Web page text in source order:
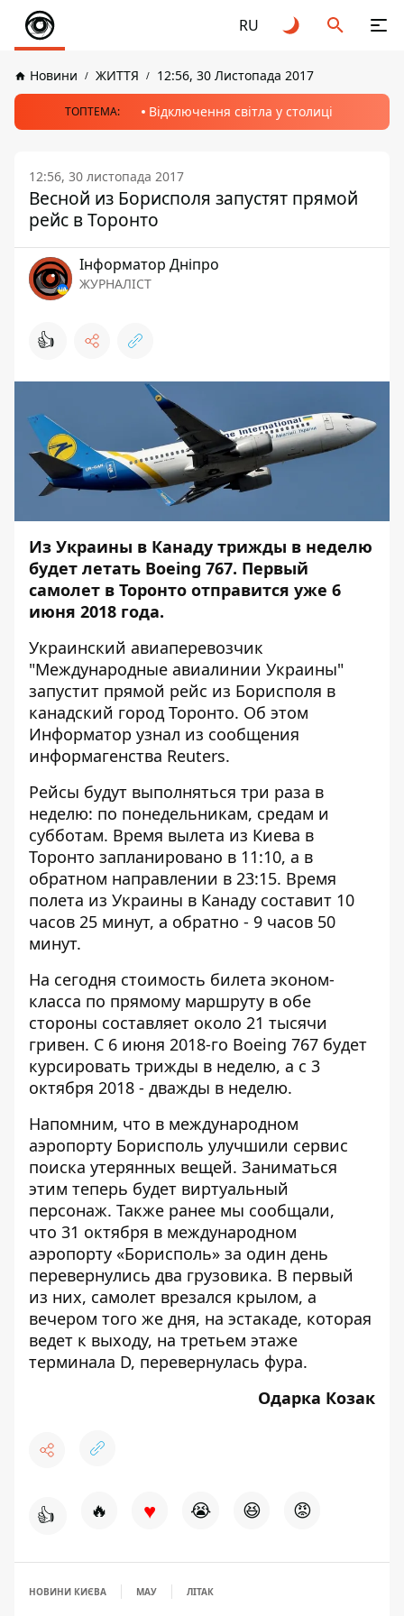
RU
Новини ЖИТТЯ 12:56, 30 Листопада 2017
ТОПТЕМА: Відключення світла у столиці
12:56, 30 листопада 2017
Весной из Борисполя запустят прямой
рейс в Торонто
Інформатор Дніпро
ЖУРНАЛІСТ
👍
Из Украины в Канаду трижды в неделю
будет летать Boeing 767. Первый
самолет в Торонто отправится уже 6
июня 2018 года.
Украинский авиаперевозчик
"Международные авиалинии Украины"
запустит прямой рейс из Борисполя в
канадский город Торонто. Об этом
Информатор узнал из сообщения
информагенства Reuters.
Рейсы будут выполняться три раза в
неделю: по понедельникам, средам и
субботам. Время вылета из Киева в
Торонто запланировано в 11:10, а в
обратном направлении в 23:15. Время
полета из Украины в Канаду составит 10
часов 25 минут, а обратно - 9 часов 50
минут.
На сегодня стоимость билета эконом-
класса по прямому маршруту в обе
стороны составляет около 21 тысячи
гривен. С 6 июня 2018-го Boeing 767 будет
курсировать трижды в неделю, а с 3
октября 2018 - дважды в неделю.
Напомним, что в международном
аэропорту Борисполь улучшили сервис
поиска утерянных вещей. Заниматься
этим теперь будет виртуальный
персонаж. Также ранее мы сообщали,
что 31 октября в международном
аэропорту «Борисполь» за один день
перевернулись два грузовика. В первый
из них, самолет врезался крылом, а
вечером того же дня, на эстакаде, которая
ведет к выходу, на третьем этаже
терминала D, перевернулась фура.
Одарка Козак
👍 🔥 ♥ 😭 😆 😡
НОВИНИ КИЄВА МАУ ЛІТАК